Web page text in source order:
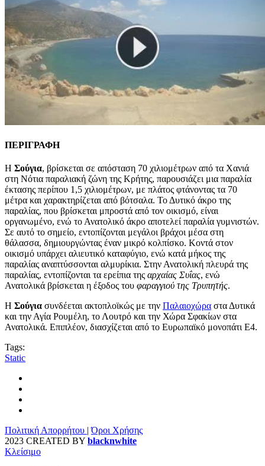
ΠΕΡΙΓΡΑΦΗ
Η Σούγια, βρίσκεται σε απόσταση 70 χιλιομέτρων από τα Χανιά
στη Νότια παραλιακή ζώνη της Κρήτης, παρουσιάζει μια παραλία
έκτασης περίπου 1,5 χιλιομέτρων, με πλάτος φτάνοντας τα 70
μέτρα και χαρακτηρίζεται από βότσαλα. Το Δυτικό άκρο της
παραλίας, που βρίσκεται μπροστά από τον οικισμό, είναι
οργανωμένο, ενώ το Ανατολικό άκρο αποτελεί παραλία γυμνιστών.
Σε αυτό το σημείο, εντοπίζονται μεγάλοι βράχοι μέσα στη
θάλασσα, δημιουργώντας έναν μικρό κολπίσκο. Κοντά στον
οικισμό υπάρχει αλιευτικό καταφύγιο, ενώ κατά μήκος της
παραλίας αναπτύσσονται αλμυρίκια. Στην Ανατολική πλευρά της
παραλίας, εντοπίζονται τα ερείπια της αρχαίας Συΐας, ενώ
Ανατολικά βρίσκεται η έξοδος του φαραγγιού της Τρυπητής.
Η Σούγια συνδέεται ακτοπλοϊκώς με την Παλαιοχώρα στα Δυτικά
και την Αγία Ρουμέλη, το Λουτρό και την Χώρα Σφακίων στα
Ανατολικά. Επιπλέον, διασχίζεται από το Ευρωπαϊκό μονοπάτι Ε4.
Tags:
Static
Πολιτική Απορρήτου |Όροι Χρήσης
2023 CREATED BY blacknwhite
Κλείσιμο